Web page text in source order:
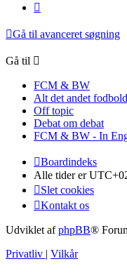
Gå til avanceret søgning
Gå til
FCM & BW
Alt det andet fodbold
Off topic
Debat om debat
FCM & BW - In
Boardindeks
Alle tider er
Slet cookies
Kontakt os
Udviklet afphpBB®
Privatliv
Vilkår